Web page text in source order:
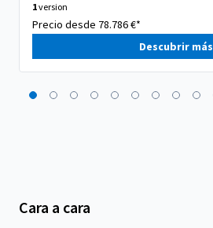
1version
Precio desde 78.786 €*
Descubrir más
Cara a cara